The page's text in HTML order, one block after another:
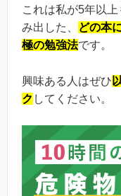
これは私が5年以
み出した、
どの本
極の勉強法です。
興味ある人はぜひ
ク してください。